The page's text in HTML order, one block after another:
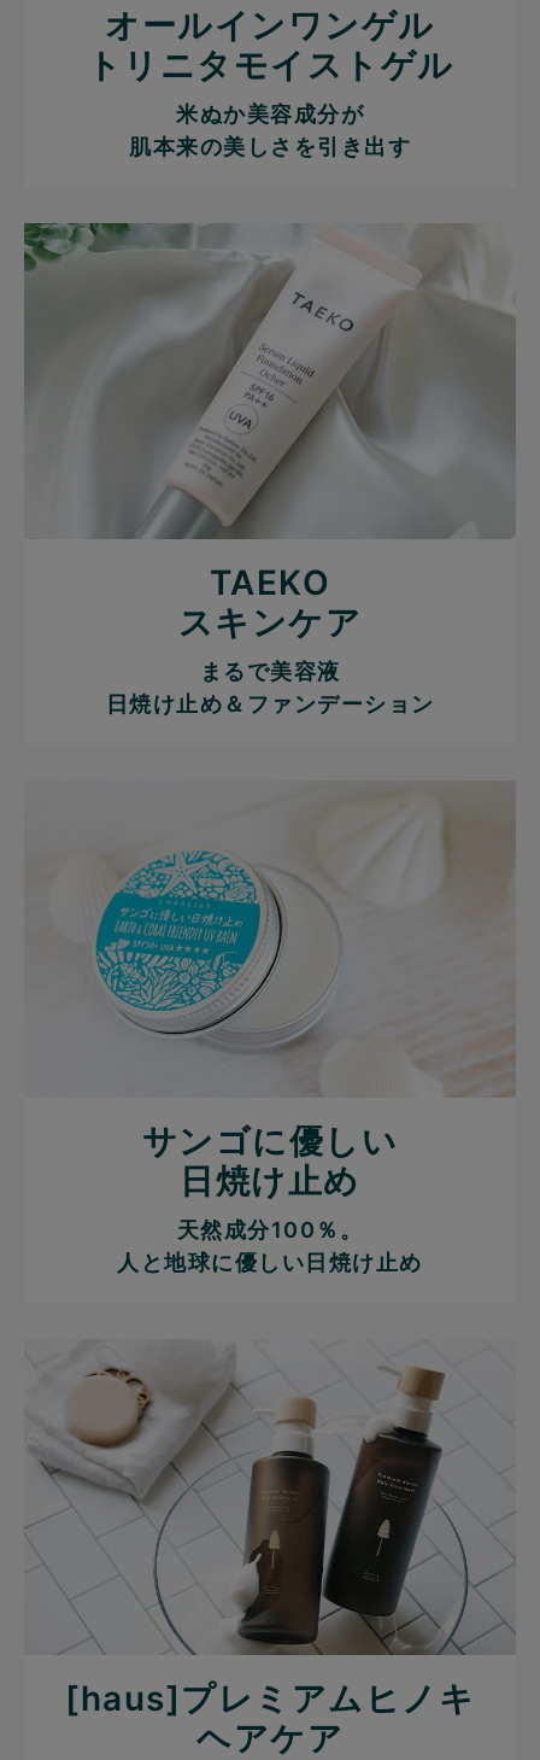
オールインワンゲル
トリニタモイストゲル
米ぬか美容成分が
肌本来の美しさを引き出す
TAEKO
スキンケア
まるで美容液
日焼け止め＆ファンデーション
サンゴに優しい
日焼け止め
天然成分100％。
人と地球に優しい日焼け止め
[haus]プレミアムヒノキ
ヘアケア